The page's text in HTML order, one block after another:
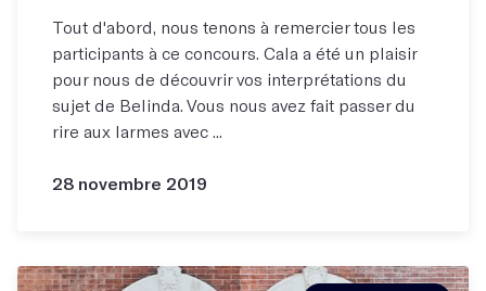
Tout d'abord, nous tenons à remercier tous les
participants à ce concours. Cala a été un plaisir
pour nous de découvrir vos interprétations du
sujet de Belinda. Vous nous avez fait passer du
rire aux larmes avec ...
28 novembre 2019